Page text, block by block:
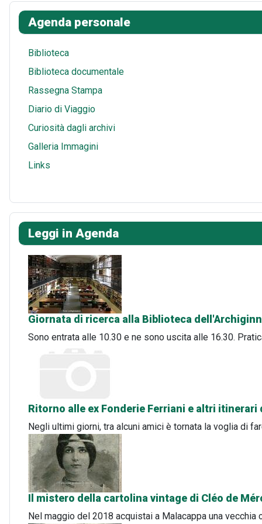
k
e
s
t
t
s
A
p
p
i
l
a
r
e
Agenda personale
Biblioteca
Biblioteca documentale
Rassegna Stampa
Diario di Viaggio
Curiosità dagli archivi
Galleria Immagini
Links
Leggi in Agenda
Giornata di ricerca alla Biblioteca
Sono entrata alle 10.30 e ne sono uscita alle 16.30.
Ritorno alle ex Fonderie Ferriani e altri
Negli ultimi giorni, tra alcuni amici è tornata la voglia di
Il mistero della cartolina vintage di Cléo de
Nel maggio del 2018 acquistai a Malacappa una